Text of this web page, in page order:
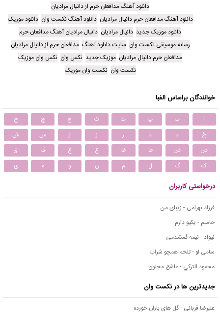
دانلود آهنگ مدافعان حرم از دانیال مرادیان
دانلود آهنگ مدافعان حرم دانیال مرادیان دانلود آهنگ نکست وان دانلود موزیک
دانلود موزیک جدید دانیال مرادیان دانیال مرادیان آهنگ مدافعان حرم
رسانه موسیقی نکست وان سایت دانلود آهنگ مدافعان حرم از دانیال مرادیان
مدافعان حرم دانیال مرادیان موزیک جدید نکس وان نکس وان موزیک
نکست وان نکست وان موزیک
خوانندگان براساس الفبا
ا ب پ ت ث ج چ
ح
خ
د ذ ر ز ژ س
ش
ص
ض ط ظ ع غ ف
ق
ک
گ ل م ن و ه ی
درخواستی کاربران
فرزاد بهرامی - زیبای من
حامیم - یکیو دارم
نیواد - نیمه گمشدمی
سامی لو - تلخم همچو شراب
محمود التركي - عاشق مجنون
جدیدترین ها در نکست وان
علیرضا قربانی - گل های باران خورده